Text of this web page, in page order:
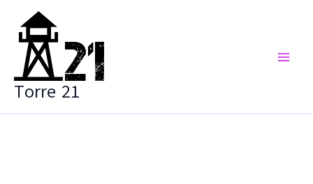
contenuto
Torre 21